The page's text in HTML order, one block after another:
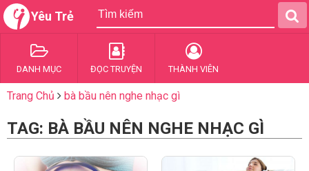
Yêu Trẻ
DANH MỤC ĐỌC TRUYỆN THÀNH VIÊN
Trang Chủ bà bầu nên nghe nhạc gì
TAG: BÀ BẦU NÊN NGHE NHẠC GÌ